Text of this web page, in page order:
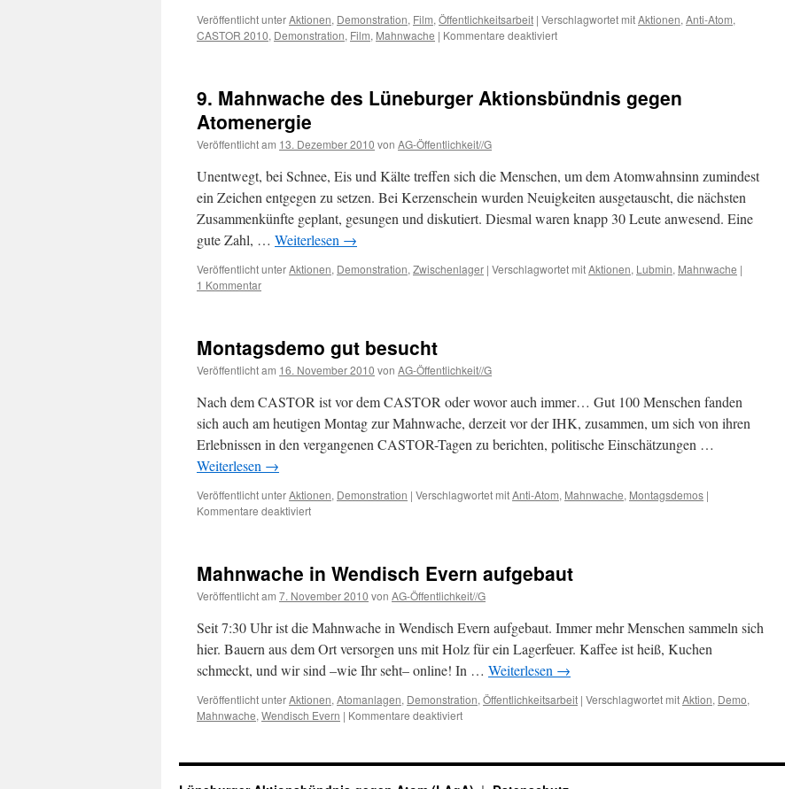
Veröffentlicht unterAktionen, Demonstration, Film, Öffentlichkeitsarbeit | Verschlagwortet mitAktionen, Anti-Atom,
CASTOR 2010, Demonstration, Film, Mahnwache | Kommentare deaktiviertfür
aus
9. Mahnwache des Lüneburger Aktionsbündnis gegen
Atomenergie
Veröffentlicht am 13. Dezember 2010 von AG-Öffentlichkeit//G
Unentwegt, bei Schnee, Eis und Kälte treffen sich die Menschen, um dem Atomwahnsinn zumindest
ein Zeichen entgegen zu setzen. Bei Kerzenschein wurden Neuigkeiten ausgetauscht, die nächsten
Zusammenkünfte geplant, gesungen und diskutiert. Diesmal waren knapp 30 Leute anwesend. Eine
gute Zahl, … Weiterlesen →
Veröffentlicht unterAktionen, Demonstration, Zwischenlager | Verschlagwortet mitAktionen, Lubmin, Mahnwache |
1 Kommentar
Montagsdemo gut besucht
Veröffentlicht am 16. November 2010 von AG-Öffentlichkeit//G
Nach dem CASTOR ist vor dem CASTOR oder wovor auch immer… Gut 100 Menschen fanden
sich auch am heutigen Montag zur Mahnwache, derzeit vor der IHK, zusammen, um sich von ihren
Erlebnissen in den vergangenen CASTOR-Tagen zu berichten, politische Einschätzungen …
Weiterlesen →
Veröffentlicht unterAktionen, Demonstration | Verschlagwortet mitAnti-Atom, Mahnwache, Montagsdemos |
Kommentare deaktiviertfür
Mahnwache in Wendisch Evern aufgebaut
Veröffentlicht am 7. November 2010 von AG-Öffentlichkeit//G
Seit 7:30 Uhr ist die Mahnwache in Wendisch Evern aufgebaut. Immer mehr Menschen sammeln sich
hier. Bauern aus dem Ort versorgen uns mit Holz für ein Lagerfeuer. Kaffee ist heiß, Kuchen
schmeckt, und wir sind –wie Ihr seht– online! In … Weiterlesen →
Veröffentlicht unterAktionen, Atomanlagen, Demonstration, Öffentlichkeitsarbeit | Verschlagwortet mitAktion, Demo,
Mahnwache, Wendisch Evern | Kommentare deaktiviertfür
Wendisch